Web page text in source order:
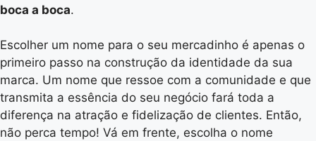
boca a boca.
Escolher um nome para o seu mercadinho é apenas o
primeiro passo na construção da identidade da sua
marca. Um nome que ressoe com a comunidade e que
transmita a essência do seu negócio fará toda a
diferença na atração e fidelização de clientes. Então,
não perca tempo! Vá em frente, escolha o nome